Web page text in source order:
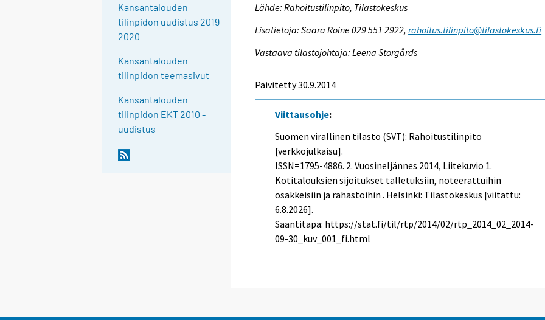
Kansantalouden
tilinpidon uudistus 2019-
2020
Kansantalouden
tilinpidon teemasivut
Kansantalouden
tilinpidon EKT 2010 -
uudistus
Lähde: Rahoitustilinpito, Tilastokeskus
Lisätietoja: Saara Roine 029 551 2922,rahoitus.tilinpito@tilastokeskus.fi
Vastaava tilastojohtaja: Leena Storgårds
Päivitetty 30.9.2014
Viittausohje:
Suomen virallinen tilasto (SVT): Rahoitustilinpito
[verkkojulkaisu].
ISSN=1795-4886. 2. Vuosineljännes 2014, Liitekuvio 1.
Kotitalouksien sijoitukset talletuksiin, noteerattuihin
osakkeisiin ja rahastoihin . Helsinki: Tilastokeskus [viitattu:
6.8.2026].
Saantitapa: https://stat.fi/til/rtp/2014/02/rtp_2014_02_2014-
09-30_kuv_001_fi.html